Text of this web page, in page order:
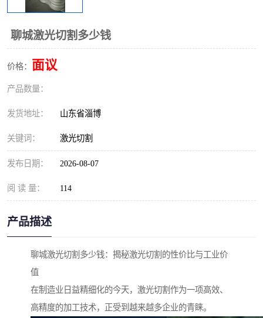
聊城激光切割多少钱
价格： 面议
产品数量：
发货地址： 山东省淄博
关键词： 激光切割
发布日期： 2026-08-07
阅 读 量： 114
产品描述
聊城激光切割多少钱：揭秘激光切割的性价比与工业价
值
在制造业日益精细化的今天，激光切割作为一项高效、
高精度的加工技术，正受到越来越多企业的青睐。